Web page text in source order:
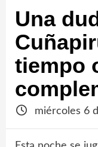
Una
tiempo
miércoles 6